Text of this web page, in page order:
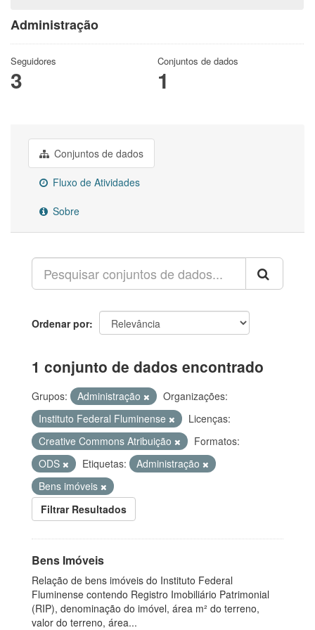
Administração
Seguidores
3
Conjuntos de dados
1
Conjuntos de dados
Fluxo de Atividades
Sobre
Ordenar por
1 conjunto de dados encontrado
Grupos: Administração
Organizações:
Instituto Federal Fluminense
Licenças:
Creative Commons Atribuição
Formatos:
ODS
Etiquetas:
Administração
Bens imóveis
Filtrar Resultados
Bens Imóveis
Relação de bens imóveis do Instituto Federal
Fluminense contendo Registro Imobiliário Patrimonial
(RIP), denominação do imóvel, área m² do terreno,
valor do terreno, área...